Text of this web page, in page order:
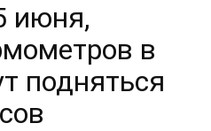
июня,
в
подняться